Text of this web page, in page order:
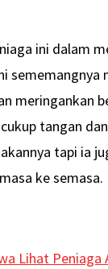
ini dalam
sememangnya
meringankan
tangan
tapi ia
ke semasa.
Lihat